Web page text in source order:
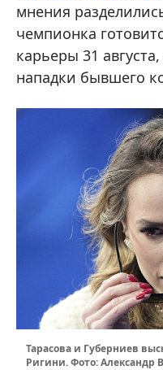
мнения
чемпионка
карьеры 31
нападки бывшего
Тарасова и Губерниев
Ригини. Фото: Александр